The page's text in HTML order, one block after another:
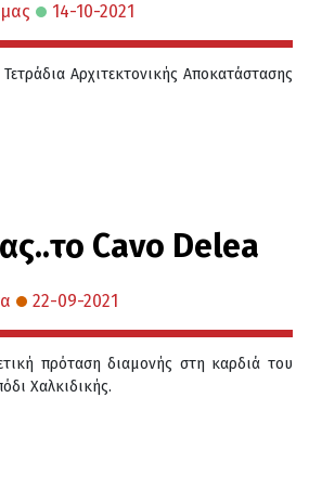
14-10-2021
Αρχιτεκτονικής Αποκατάστασης
Cavo Delea
22-09-2021
πρόταση διαμονής στη καρδιά του
Χαλκιδικής.